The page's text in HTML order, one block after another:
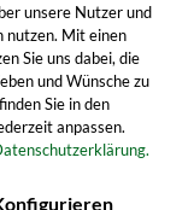
unsere Nutzer und
nutzen. Mit einen
Sie uns dabei, die
und Wünsche zu
Sie in den
anpassen.